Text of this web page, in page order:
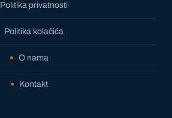
Politika privatnosti
Politika kolačića
O nama
Kontakt